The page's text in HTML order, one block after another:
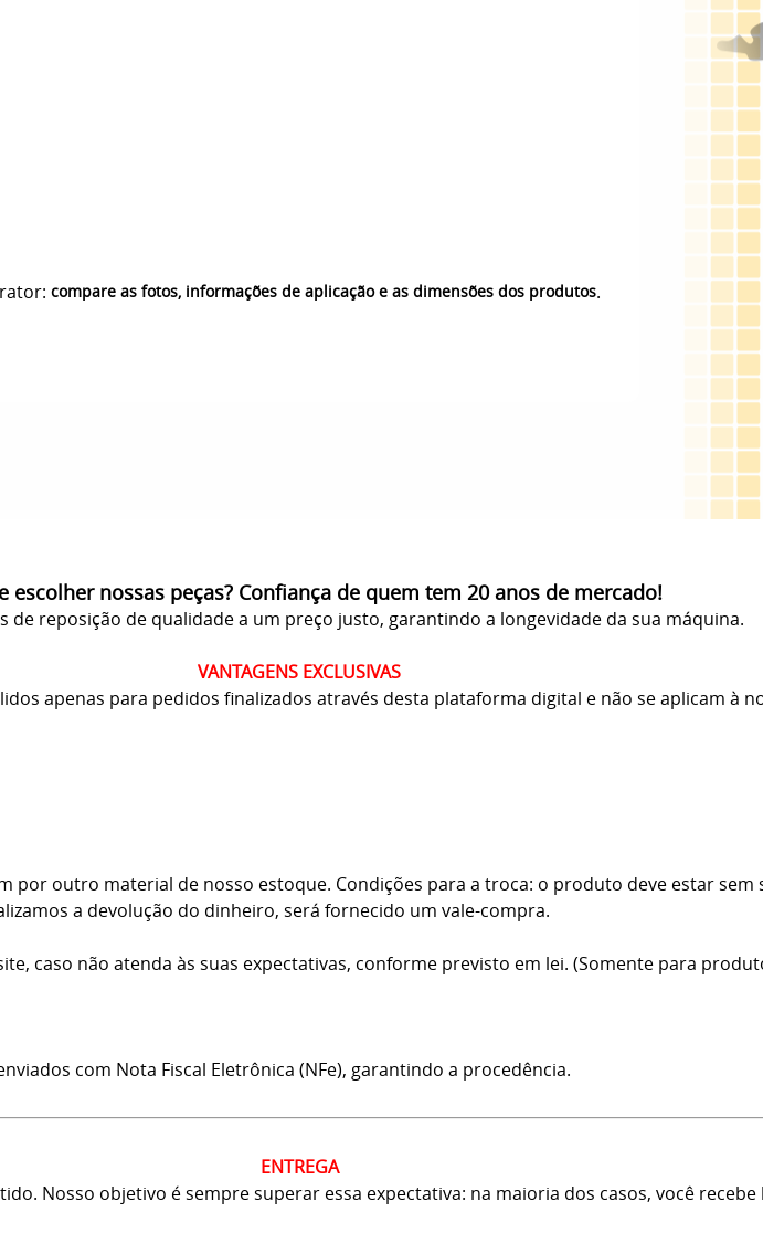
compare as fotos, informações de aplicação e as dimensões dos produtos.
escolher nossas peças? Confiança de quem tem 20 anos de mercado!
de reposição de qualidade a um preço justo, garantindo a longevidade da sua máquina.
VANTAGENS EXCLUSIVAS
apenas para pedidos finalizados através desta plataforma digital e não se aplicam à
por outro material de nosso estoque. Condições para a troca: o produto deve estar sem
a devolução do dinheiro, será fornecido um vale-compra.
caso não atenda às suas expectativas, conforme previsto em lei. (Somente para
com Nota Fiscal Eletrônica (NFe), garantindo a procedência.
ENTREGA
Nosso objetivo é sempre superar essa expectativa: na maioria dos casos, você